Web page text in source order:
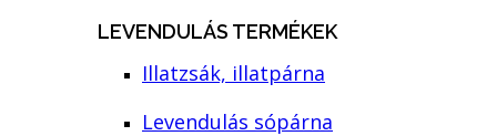
LEVENDULÁS TERMÉKEK
Illatzsák, illatpárna
Levendulás sópárna